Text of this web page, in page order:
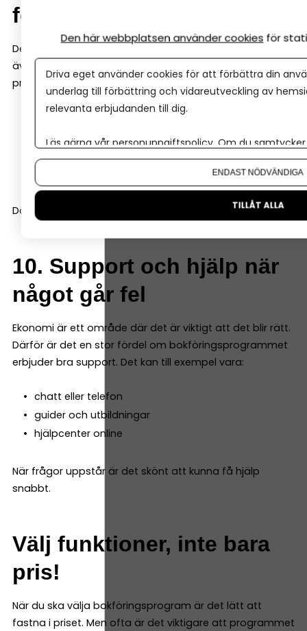
företaget
Det bokföringsprogram du väljer i början bör fungera
även när företaget växer. Det är därför bra om
programmet även kan hantera saker som:
projektredovisning
Då slipper du byta system när företaget utvecklas.
10. Support och hjälp när
något går fel
Ekonomi är ett område där det är viktigt att det blir rätt.
Därför är det en stor fördel om bokföringsprogrammet
erbjuder bra support. Det kan till exempel vara:
chatt eller telefon
guider och utbildningar
hjälpcenter online
När frågor uppstår är det skönt att kunna få hjälp
snabbt.
Välj funktioner, inte bara
pris!
När du ska välja bokföringsprogram är det lätt att
fastna i priset. Men ofta är det viktigare att programmet
Den här webbplatsen använder cookies för
Driva eget använder cookies för att förbättra din
underlag till förbättring och vidareutveckling av
relevanta erbjudanden till dig.
Läs gärna vår personuppgiftspolicy. Om du
Om du vill ändra ditt val i efterhand hittar du den
ENDAST NÖDVÄNDIGA
TILLÅT ALLA